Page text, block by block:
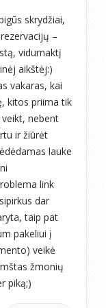
skrydžiai,
–
vidurnaktį
aikštėj:)
vakaras, kai
kitos priima tik
nebent
ir žiūrėt
lauke
link
dar
taip pat
pakeliui į
veikė
žmonių
piką;)